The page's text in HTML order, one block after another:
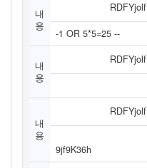
내
용
RDFYjolf
-1 OR 5*5=25 --
내
용
RDFYjolf
내
용
RDFYjolf
9jf9K36h